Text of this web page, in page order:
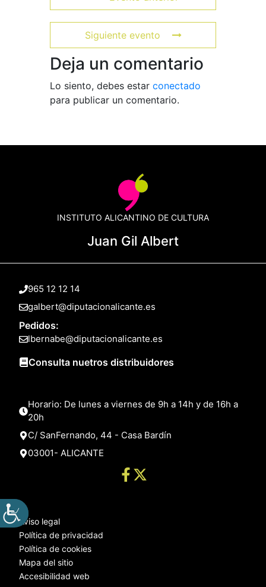
Siguiente evento
Deja un comentario
Lo siento, debes estar conectado
para publicar un comentario.
INSTITUTO ALICANTINO DE CULTURA
Juan Gil Albert
965 12 12 14
galbert@diputacionalicante.es
Pedidos:
lbernabe@diputacionalicante.es
Consulta nuetros distribuidores
Horario: De lunes a viernes de 9h a 14h y de 16h a
20h
C/ SanFernando, 44 - Casa Bardín
03001- ALICANTE
Aviso legal
Política de privacidad
Política de cookies
Mapa del sitio
Accesibilidad web